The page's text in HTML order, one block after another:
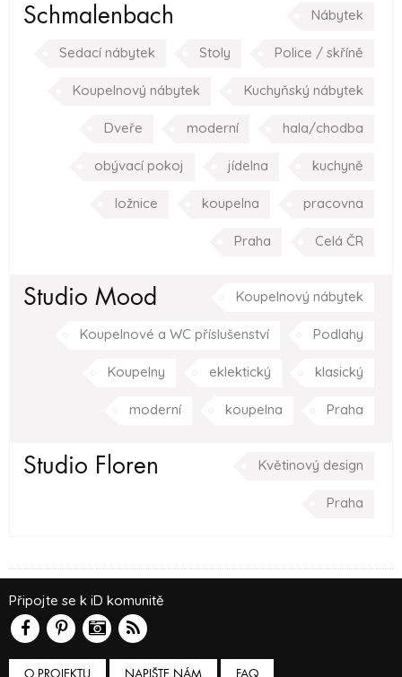
Schmalenbach Nábytek
Sedací nábytek Stoly Police / skříně
Koupelnový nábytek Kuchyňský nábytek
Dveře moderní hala/chodba
obývací pokoj jídelna kuchyně
ložnice koupelna pracovna
Praha Celá ČR
Studio Mood Koupelnový nábytek
Koupelnové a WC příslušenství Podlahy
Koupelny eklektický klasický
moderní koupelna Praha
Studio Floren Květinový design
Praha
O PROJEKTU NAPIŠTE NÁM
Připojte se k iD komunitě
FAQ